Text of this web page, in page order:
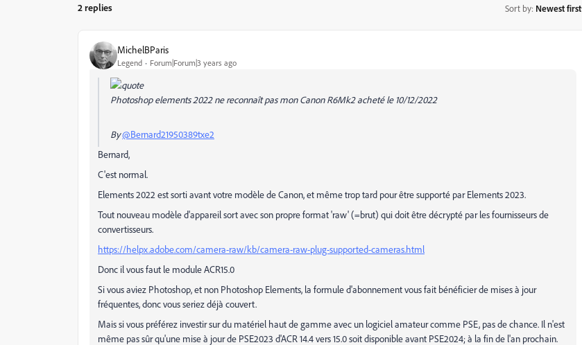
2 replies Sort by: Newest first
MichelBParis
Legend Forum|Forum|3 years ago
Photoshop elements 2022 ne reconnaît pas mon Canon R6Mk2 acheté le 10/12/2022
By@Bernard21950389txe2
Bernard,
C'est normal.
Elements 2022 est sorti avant votre modèle de Canon, et même trop tard pour être supporté par Elements 2023.
Tout nouveau modèle d'appareil sort avec son propre format 'raw' (=brut) qui doit être décrypté par les fournisseurs de
convertisseurs.
https://helpx.adobe.com/camera-raw/kb/camera-raw-plug-supported-cameras.html
Donc il vous faut le module ACR15.0
Si vous aviez Photoshop, et non Photoshop Elements, la formule d'abonnement vous fait bénéficier de mises à jour
fréquentes, donc vous seriez déjà couvert.
Mais si vous préférez investir sur du matériel haut de gamme avec un logiciel amateur comme PSE, pas de chance. Il n'est
même pas sûr qu'une mise à jour de PSE2023 d'ACR 14.4 vers 15.0 soit disponible avant PSE2024; à la fin de l'an prochain.